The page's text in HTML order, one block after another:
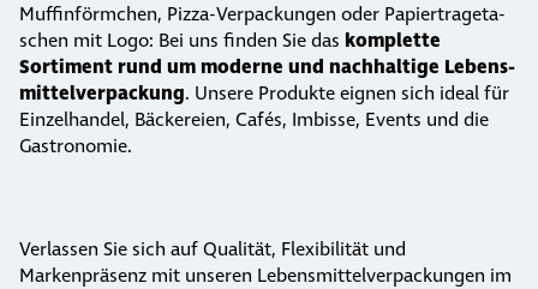
Muffinförmchen, Pizza-Verpackungen oder Papier­tra­ge­ta­
schen mit Logo: Bei uns finden Sie das komplette
Sortiment rund um moderne und nachhaltige Lebens­
mit­tel­ver­pa­ckung. Unsere Produkte eignen sich ideal für
Einzelhandel, Bäckereien, Cafés, Imbisse, Events und die
Gastronomie.
Verlassen Sie sich auf Qualität, Flexibilität und
Markenpräsenz mit unseren Lebens­mit­tel­ver­pa­ckungen im